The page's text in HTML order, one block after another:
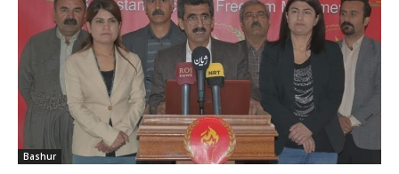
Bashur